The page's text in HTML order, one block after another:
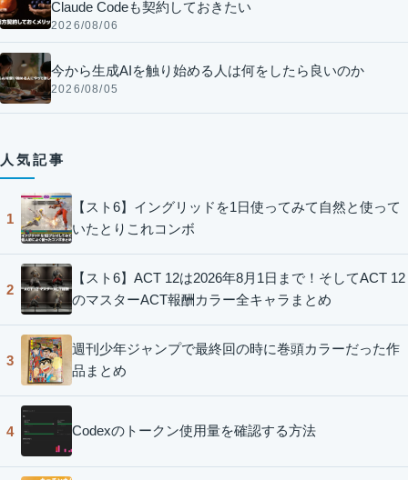
Claude Codeも契約しておきたい
2026/08/06
今から生成AIを触り始める人は何をしたら良いのか
2026/08/05
人気記事
1
【スト6】イングリッドを1日使ってみて自然と使って
いたとりこれコンボ
2
【スト6】ACT 12は2026年8月1日まで！そしてACT 12
のマスターACT報酬カラー全キャラまとめ
3
週刊少年ジャンプで最終回の時に巻頭カラーだった作
品まとめ
4 Codexのトークン使用量を確認する方法